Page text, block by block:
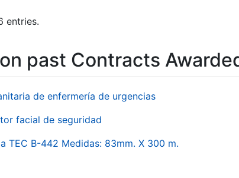
entries.
past Contracts
de enfermería de urgencias
facial de seguridad
TEC B-442 Medidas: 83mm. X 300 m.